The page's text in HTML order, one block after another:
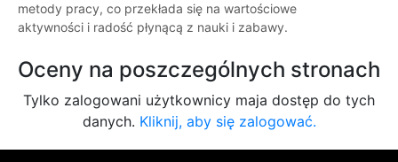
metody pracy, co przekłada się na wartościowe
aktywności i radość płynącą z nauki i zabawy.
Oceny na poszczególnych stronach
Tylko zalogowani użytkownicy maja dostęp do tych
danych. Kliknij, aby się zalogować.